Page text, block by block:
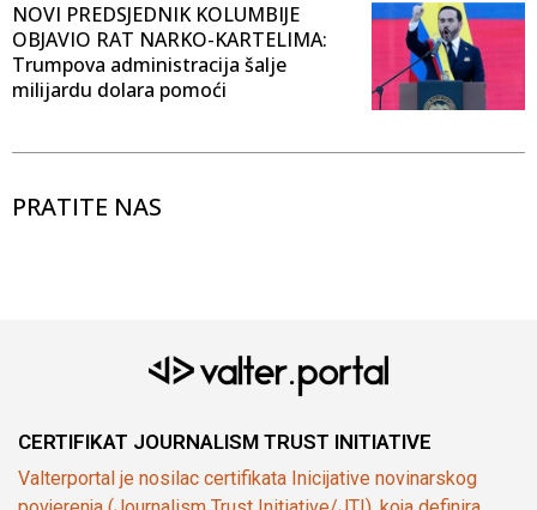
NOVI PREDSJEDNIK KOLUMBIJE
OBJAVIO RAT NARKO-KARTELIMA:
Trumpova administracija šalje
milijardu dolara pomoći
PRATITE NAS
CERTIFIKAT JOURNALISM TRUST INITIATIVE
Valterportal je nosilac certifikata Inicijative novinarskog